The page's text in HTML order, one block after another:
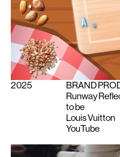
2025
BRAND
Runway
to be
Louis Vuitton
YouTube